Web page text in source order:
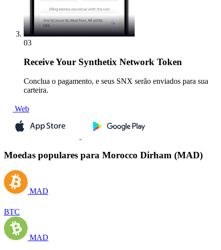
03
ReceiveYour Synthetix Network Token
Conclua o pagamento, e seus SNX serão enviados para sua
carteira.
Web
Moedas populares para Morocco Dirham (MAD)
MAD
BTC
MAD